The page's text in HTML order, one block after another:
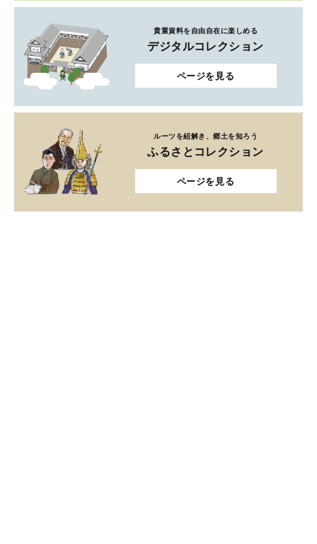
貴重資料を自由自在に楽しめる
デジタルコレクション
ページを見る
ルーツを紐解き、郷土を知ろう
ふるさとコレクション
ページを見る